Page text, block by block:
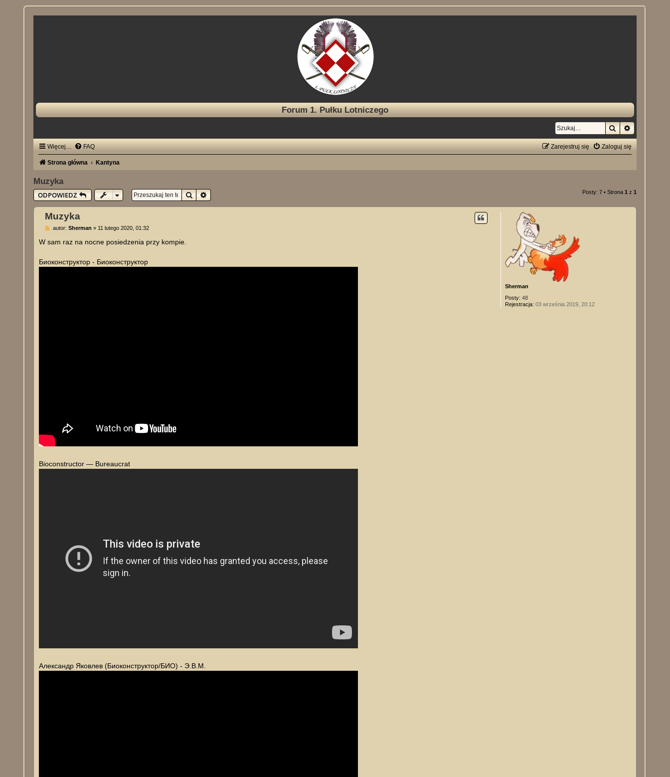
Forum 1. Pułku Lotniczego
Szukaj
Więcej… FAQ Zaloguj się
Zarejestruj się
Strona główna Kantyna
Muzyka
ODPOWIEDZ
SzukajWyszukiwanie zaawansowane Posty: 7 • Strona 1 z 1
Sherman
Posty: 48
Rejestracja: 03 września 2019, 20:12
Muzyka
P
s
autor:Sherman » 11 lutego 2020, 01:32
W sam raz na nocne posiedzenia przy kompie.
Биоконструктор - Биоконструктор
Bioconstructor — Bureaucrat
Александр Яковлев (Биоконструктор/БИО) - Э.В.М.